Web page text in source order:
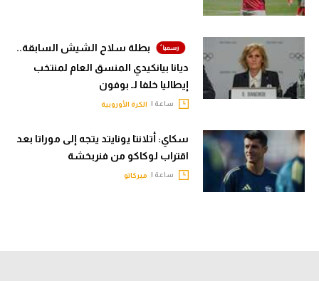
بطلة سلاح الشيش السابقة..
ديانا بيانكيدي المنسق العام لمنتخب
إيطاليا خلفا لـ بوفون
ساعة | الكرة الأوروبية
سكاي: أتلانتا يونايتد يتجه إلى موراتا بعد
اقتراب لوكاكو من فنربخشة
ساعة | ميركاتو